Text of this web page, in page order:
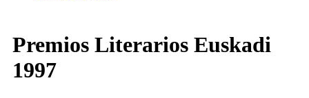
Premios Literarios Euskadi
1997